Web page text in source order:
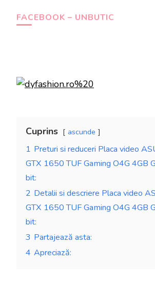
FACEBOOK – UNBUTIC
Cuprins ascunde
1 Preturi si reduceri Placa video
GTX 1650 TUF Gaming O4G 4GB
bit:
2 Detalii si descriere Placa video
GTX 1650 TUF Gaming O4G 4GB
bit:
3 Partajează asta:
4 Apreciază: